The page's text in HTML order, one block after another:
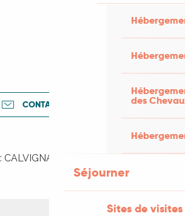
des
Séjourner
Sites de visites
CONTACTEZ-NOUS
CALVIGNAC - Ancienne Gare à